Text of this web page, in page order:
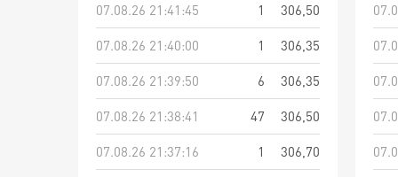
07.08.26 21:41:45
1
306,50
07.08.26 21:40:00
1
306,35
07.08.26 21:39:50
6
306,35
07.08.26 21:38:41
47
306,50
07.08.26 21:37:16
1
306,70